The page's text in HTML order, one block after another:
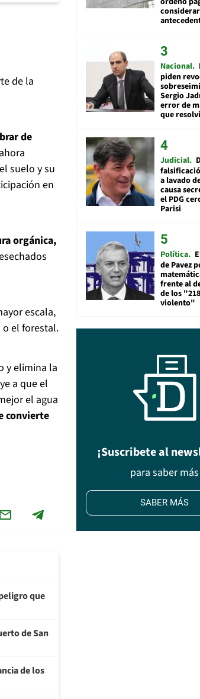
de la
de
suelo y su
en
orgánica,
escala,
el forestal.
y elimina la
a que el
el agua
convierte
que
de San
de los
Nacional
piden
Sergio
error de
que
Judicial
a lavado
causa
el PDG
Parisi
Política
de Pavez
frente al
de los
violento"
¡Suscribete al
para saber más
SABER MÁS